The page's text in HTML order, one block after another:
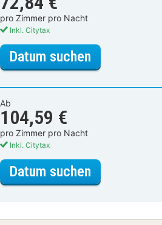
pro Zimmer pro Nacht
Inkl. Citytax
Datum suchenfür
Ab
104,59 €
pro Zimmer pro Nacht
Inkl. Citytax
Datum suchen